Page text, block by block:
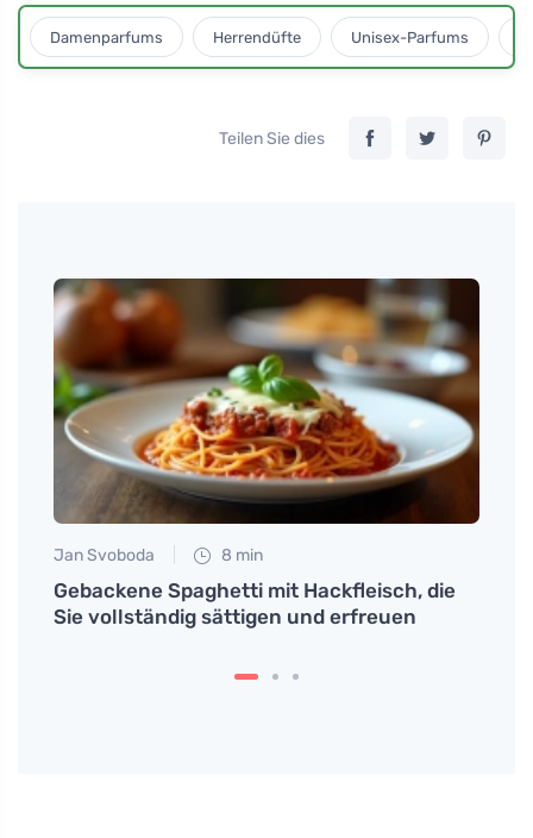
Damenparfums Herrendüfte Unisex-Parfums
Teilen Sie dies
Jan Svoboda 8 min
Gebackene Spaghetti mit Hackfleisch, die
Sie vollständig sättigen und erfreuen